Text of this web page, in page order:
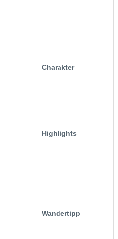
Charakter
Highlights
Wandertipp